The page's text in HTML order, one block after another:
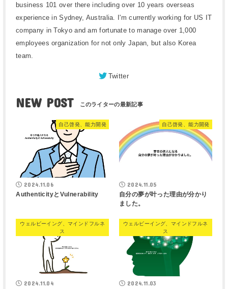
business 101 over there including over 10 years overseas
experience in Sydney, Australia. I'm currently working for US IT
company in Tokyo and am fortunate to manage over 1,000
employees organization for not only Japan, but also Korea
team.
Twitter
NEW POST
自己啓発、能力開発
2024.11.06
AuthenticityとVulnerability
自己啓発、能力開発
2024.11.05
自分の夢が叶った理由が分かり
ました。
ウェルビーイング、マインドフルネ
ス
2024.11.04
ウェルビーイング、マインドフルネ
ス
2024.11.03